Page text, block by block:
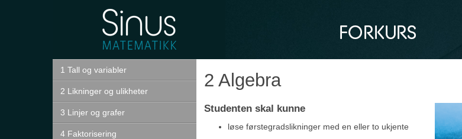
Forkurs
1 Tall og variabler
2 Likninger og ulikheter
3 Linjer og grafer
4 Faktorisering
2 Algebra
Studenten skal kunne
løse førstegradslikninger med en eller to ukjente